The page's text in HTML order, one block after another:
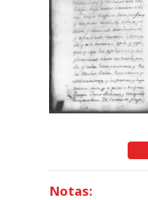
Notas: